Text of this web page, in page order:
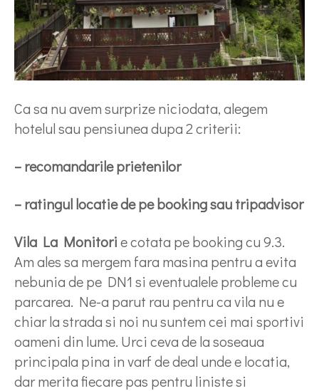
Ca sa nu avem surprize niciodata, alegem
hotelul sau pensiunea dupa 2 criterii:
– recomandarile prietenilor
– ratingul locatie de pe booking sau tripadvisor
Vila La Monitorie cotata pe booking cu 9.3.
Am ales sa mergem fara masina pentru a evita
nebunia de pe DN1 si eventualele probleme cu
parcarea. Ne-a parut rau pentru ca vila nu e
chiar la strada si noi nu suntem cei mai sportivi
oameni din lume. Urci ceva de la soseaua
principala pina in varf de deal unde e locatia,
dar merita fiecare pas pentru liniste si